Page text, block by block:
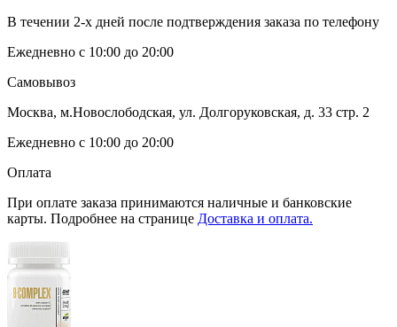
В течении 2-х дней после подтверждения заказа по телефону
Ежедневно с 10:00 до 20:00
Самовывоз
Москва, м.Новослободская, ул. Долгоруковская, д. 33 стр. 2
Ежедневно с 10:00 до 20:00
Оплата
При оплате заказа принимаются наличные и банковские
карты. Подробнее на странице Доставка и оплата.